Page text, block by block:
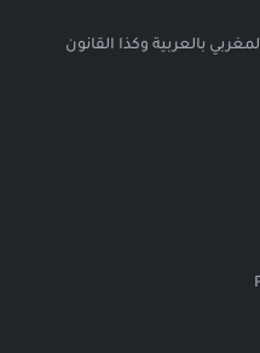
بالعربية وكذا القانون